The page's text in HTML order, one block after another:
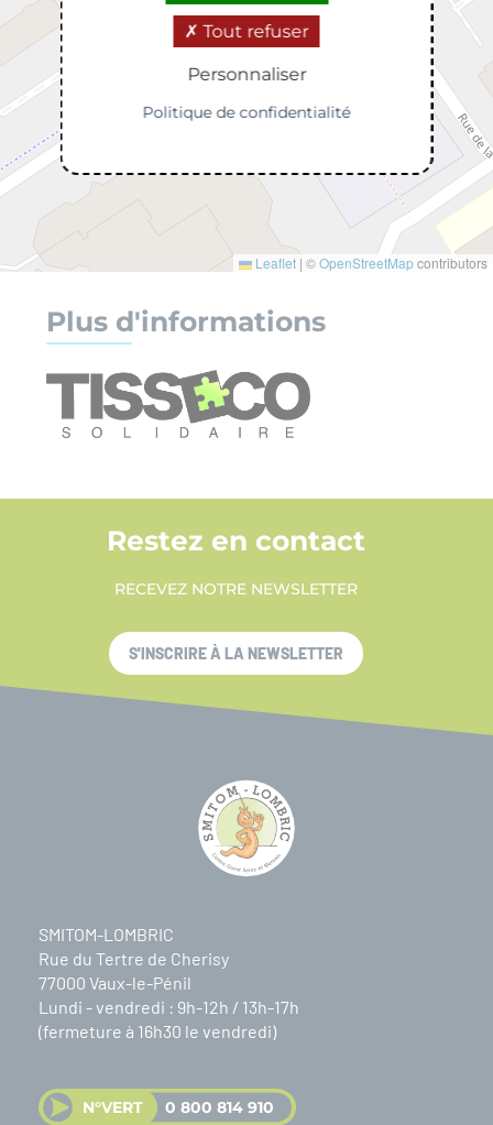
Leaflet | ©OpenStreetMapcontributors
Plus d'informations
SMITOM-LOMBRIC
Rue du Tertre de Cherisy
77000 Vaux-le-Pénil
Lundi - vendredi : 9h-12h / 13h-17h
(fermeture à 16h30 le vendredi)
N°VERT 0 800 814 910
Restez en contact
RECEVEZ NOTRE NEWSLETTER
S'INSCRIRE À LA NEWSLETTER
Tout refuser
Personnaliser
Politique de confidentialité